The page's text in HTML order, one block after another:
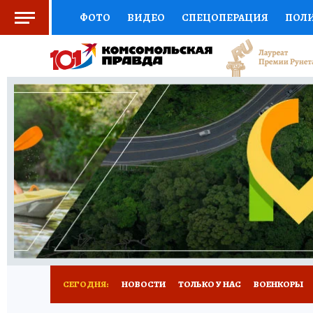
ФОТО ВИДЕО СПЕЦОПЕРАЦИЯ
СОЦПОДДЕРЖКА НАУКА СПОРТ
ВЫБОР ЭКСПЕРТОВ ДОКТОР
КНИЖНАЯ ПОЛКА ПРОГНОЗЫ НА СПОРТ
ПРЕСС-ЦЕНТР НЕДВИЖИМОСТЬ
РАДИО КП РЕКЛАМА ТЕСТЫ НОВОЕ
СЕГОДНЯ: НОВОСТИ ТОЛЬКО У НАС ВОЕНКОРЫ